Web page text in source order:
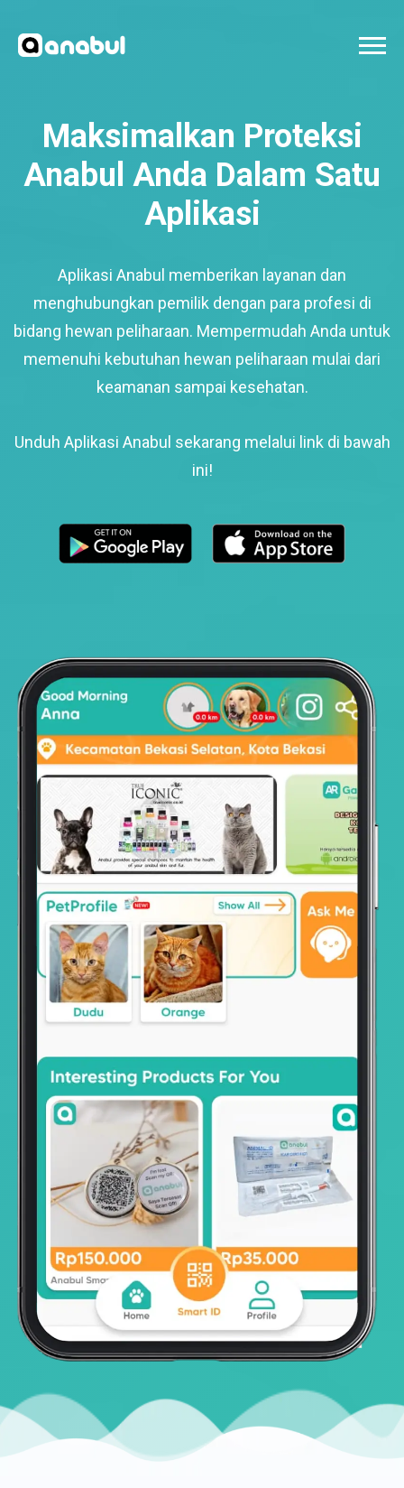
Maksimalkan Proteksi
Anabul Anda Dalam Satu
Aplikasi
Aplikasi Anabul memberikan layanan dan
menghubungkan pemilik dengan para profesi di
bidang hewan peliharaan. Mempermudah Anda untuk
memenuhi kebutuhan hewan peliharaan mulai dari
keamanan sampai kesehatan.
Unduh Aplikasi Anabul sekarang melalui link di bawah
ini!